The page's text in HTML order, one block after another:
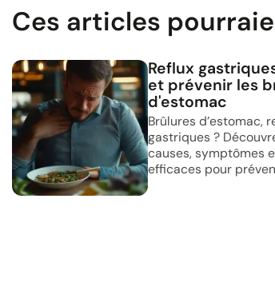
Ces articles
Reflux
et prévenir les
d'estomac
Brûlures d’estomac,
gastriques ?
causes, symptômes
efficaces pour